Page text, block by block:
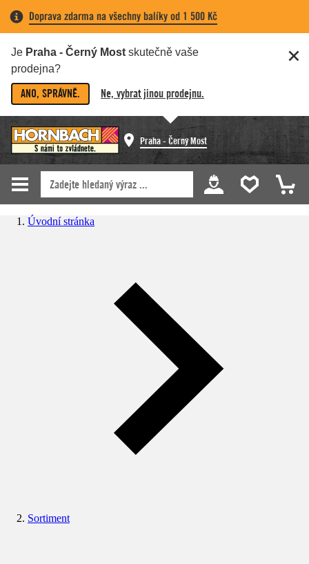
Doprava zdarma na všechny balíky od 1 500 Kč
Je Praha - Černý Most skutečně vaše
prodejna?
ANO, SPRÁVNĚ. Ne, vybrat jinou prodejnu.
Praha - Černý Most
Úvodní stránka
Sortiment